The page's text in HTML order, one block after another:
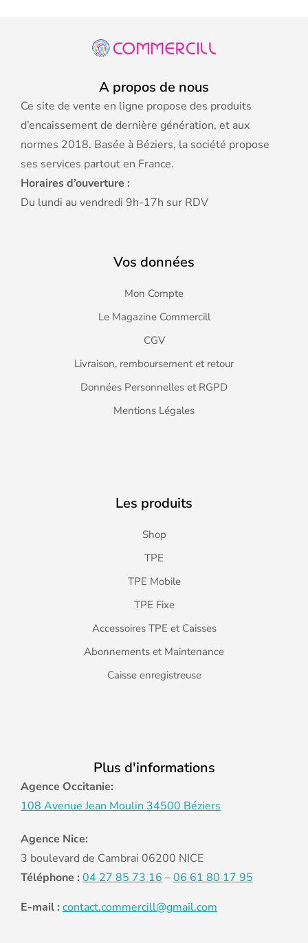
A propos de nous
Ce site de vente en ligne propose des produits
d’encaissement de dernière génération, et aux
normes 2018. Basée à Béziers, la société propose
ses services partout en France.
Horaires d’ouverture :
Du lundi au vendredi 9h-17h sur RDV
Vos données
Mon Compte
Le Magazine Commercill
CGV
Livraison, remboursement et retour
Données Personnelles et RGPD
Mentions Légales
Les produits
Shop
TPE
TPE Mobile
TPE Fixe
Accessoires TPE et Caisses
Abonnements et Maintenance
Caisse enregistreuse
Plus d'informations
Agence Occitanie:
108 Avenue Jean Moulin 34500 Béziers
Agence Nice:
3 boulevard de Cambrai 06200 NICE
Téléphone : 04 27 85 73 16 –06 61 80 17 95
E-mail : contact.commercill@gmail.com